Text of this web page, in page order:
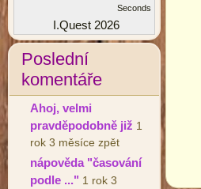
Seconds
I.Quest 2026
Poslední
komentáře
Ahoj, velmi
pravděpodobně již 1
rok 3 měsíce zpět
nápověda "časování
podle ..." 1 rok 3